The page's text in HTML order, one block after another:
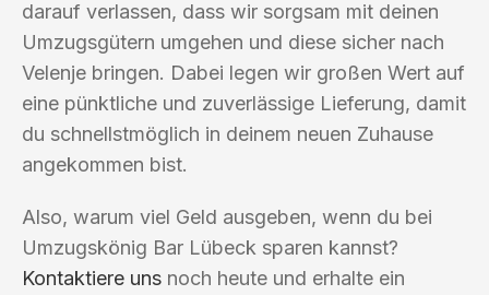
darauf verlassen, dass wir sorgsam mit deinen
Umzugsgütern umgehen und diese sicher nach
Velenje bringen. Dabei legen wir großen Wert auf
eine pünktliche und zuverlässige Lieferung, damit
du schnellstmöglich in deinem neuen Zuhause
angekommen bist.
Also, warum viel Geld ausgeben, wenn du bei
Umzugskönig Bar Lübeck sparen kannst?
Kontaktiere uns noch heute und erhalte ein